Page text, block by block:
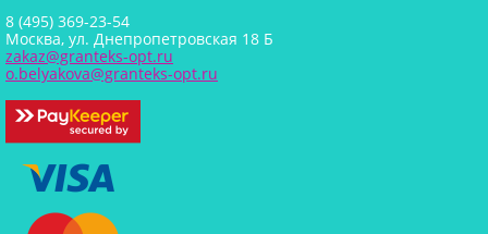
8 (495) 369-23-54
Москва, ул. Днепропетровская 18 Б
zakaz@granteks-opt.ru
o.belyakova@granteks-opt.ru